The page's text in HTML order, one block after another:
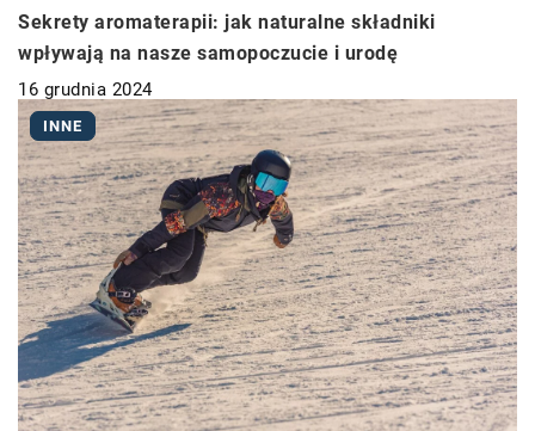
Sekrety aromaterapii: jak naturalne składniki
wpływają na nasze samopoczucie i urodę
16 grudnia 2024
INNE